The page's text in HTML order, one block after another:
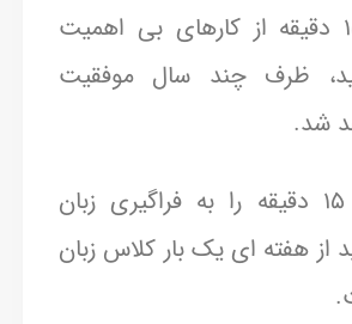
۲-اگر روزی ۱۵ دقیقه از کارهای بی اهمیت
ظرف چند سال موفقیت
شد.
۳- اگر روزی ۱۵ دقیقه را به فراگیری زبان
هفته ای یک بار کلاس زبان